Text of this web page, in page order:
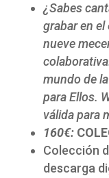
¿Sabes
grabar en
nueve
mundo de
para Ellos.
válida para
160€:
Colección
descarga